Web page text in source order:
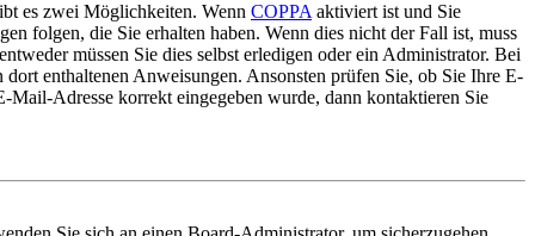
es zwei Möglichkeiten. Wenn COPPA aktiviert ist und Sie
folgen, die Sie erhalten haben. Wenn dies nicht der Fall ist, muss
müssen Sie dies selbst erledigen oder ein Administrator. Bei
enthaltenen Anweisungen. Ansonsten prüfen Sie, ob Sie Ihre E-
Adresse korrekt eingegeben wurde, dann kontaktieren Sie